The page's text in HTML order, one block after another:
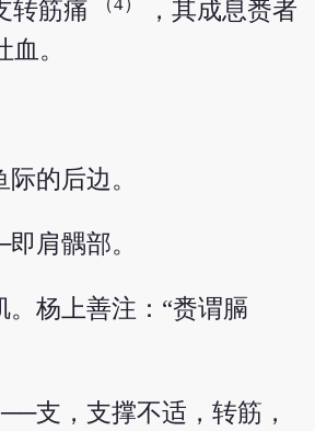
转筋痛 ，其成息赉者
血。
的后边。
肩髃部。
。杨上善注：“赉谓膈
──支，支撑不适，转筋，